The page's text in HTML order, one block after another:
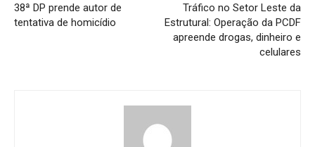
38ª DP prende autor de
tentativa de homicídio
Tráfico no Setor Leste da
Estrutural: Operação da PCDF
apreende drogas, dinheiro e
celulares